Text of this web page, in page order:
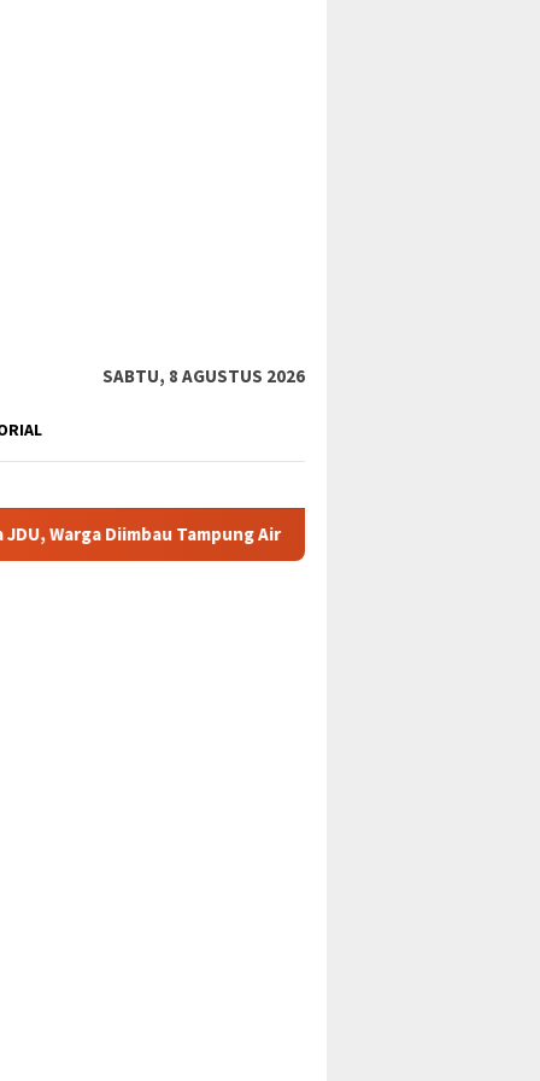
SABTU, 8 AGUSTUS 2026
Tampung Air Pemkab Karimun minta warga tidak